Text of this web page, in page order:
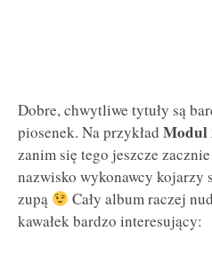
Dobre, chwytliwe tytuły są
piosenek. Na przykład Modul
zanim się tego jeszcze
nazwisko wykonawcy kojarzy
zupą
Cały album raczej
kawałek bardzo interesujący: